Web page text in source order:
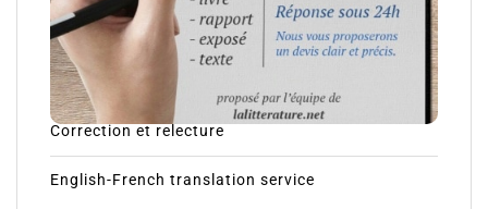
Correction et relecture
English-French translation service